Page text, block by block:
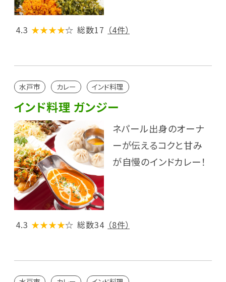
4.3 ★★★★☆ 総数17 （4件）
水戸市 カレー インド料理
インド料理 ガンジー
ネパール出身のオーナ
ーが伝えるコクと甘み
が自慢のインドカレー！
4.3 ★★★★☆ 総数34 （8件）